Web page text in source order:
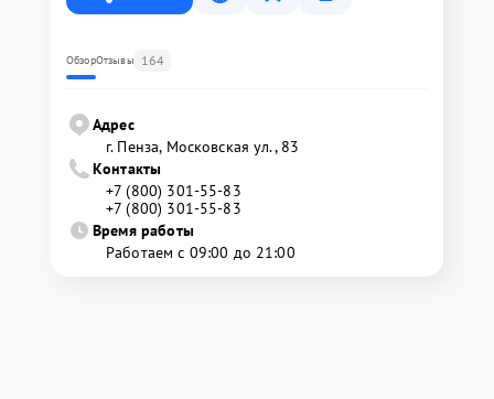
ОбзорОтзывы 164
Адрес
г. Пенза, Московская ул., 83
Контакты
+7 (800) 301-55-83
+7 (800) 301-55-83
Время работы
Работаем с 09:00 до 21:00